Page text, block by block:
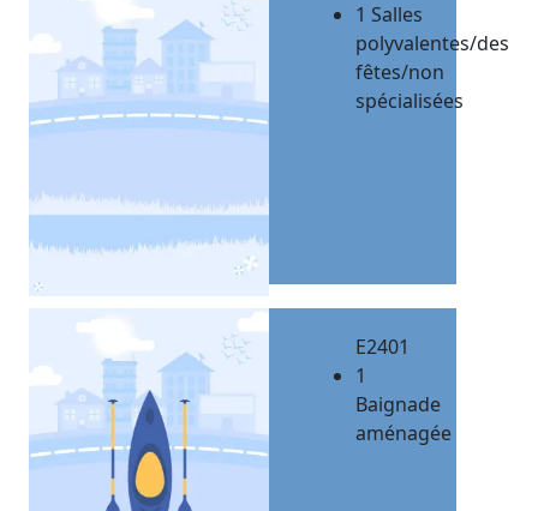
1 Salles
polyvalentes/des
fêtes/non
spécialisées
E2401
1
Baignade
aménagée